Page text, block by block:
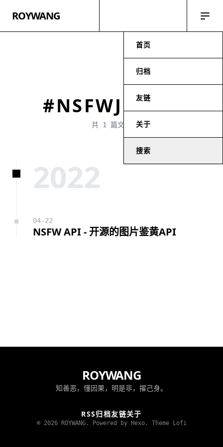
ROYWANG
首页
归档
友链
关于
搜索
#NSFWJS 搭建
共 1 篇文章
2022
04-22
NSFW API - 开源的图片鉴黄API
ROYWANG
知善恶，懂因果，明是非，擢己身。
RSS归档友链关于
© 2026 ROYWANG. Powered by Hexo. Theme Lofi